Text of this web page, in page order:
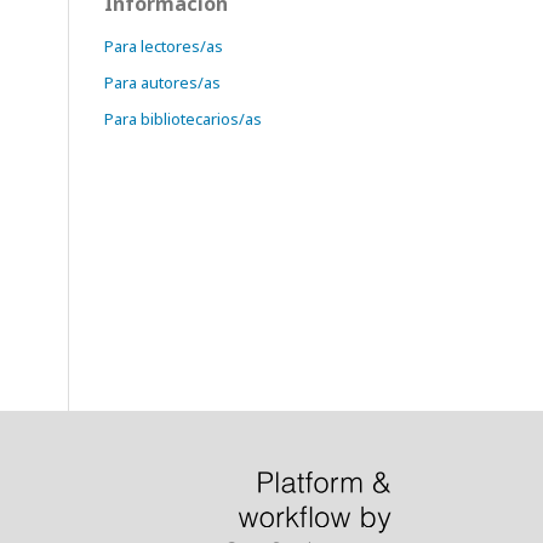
Para lectores/as
Para autores/as
Para bibliotecarios/as